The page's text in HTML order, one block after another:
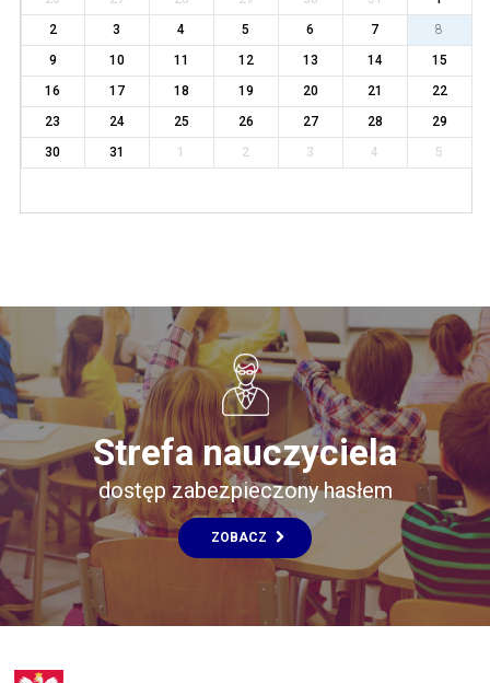
2
3 4 5 6 7
8
9
10 11 12 13 14
15
16
17 18 19 20 21
22
23
24 25 26 27 28
29
30
31 1 2 3 4 5
Strefa nauczyciela
dostęp zabezpieczony hasłem
ZOBACZ